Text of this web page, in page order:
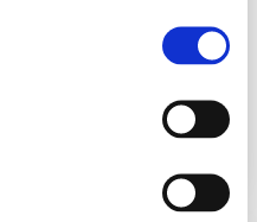
børn, unge, voksne
kan du bruge ideen